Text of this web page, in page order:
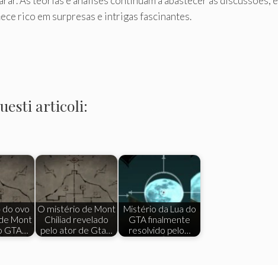
rico em surpresas e intrigas fascinantes.
articoli:
ovo
Mont
GTA…
O mistério de Mont
Chiliad revelado
pelo ator de Gta…
Mistério da Lua do
GTA finalmente
resolvido pelo…